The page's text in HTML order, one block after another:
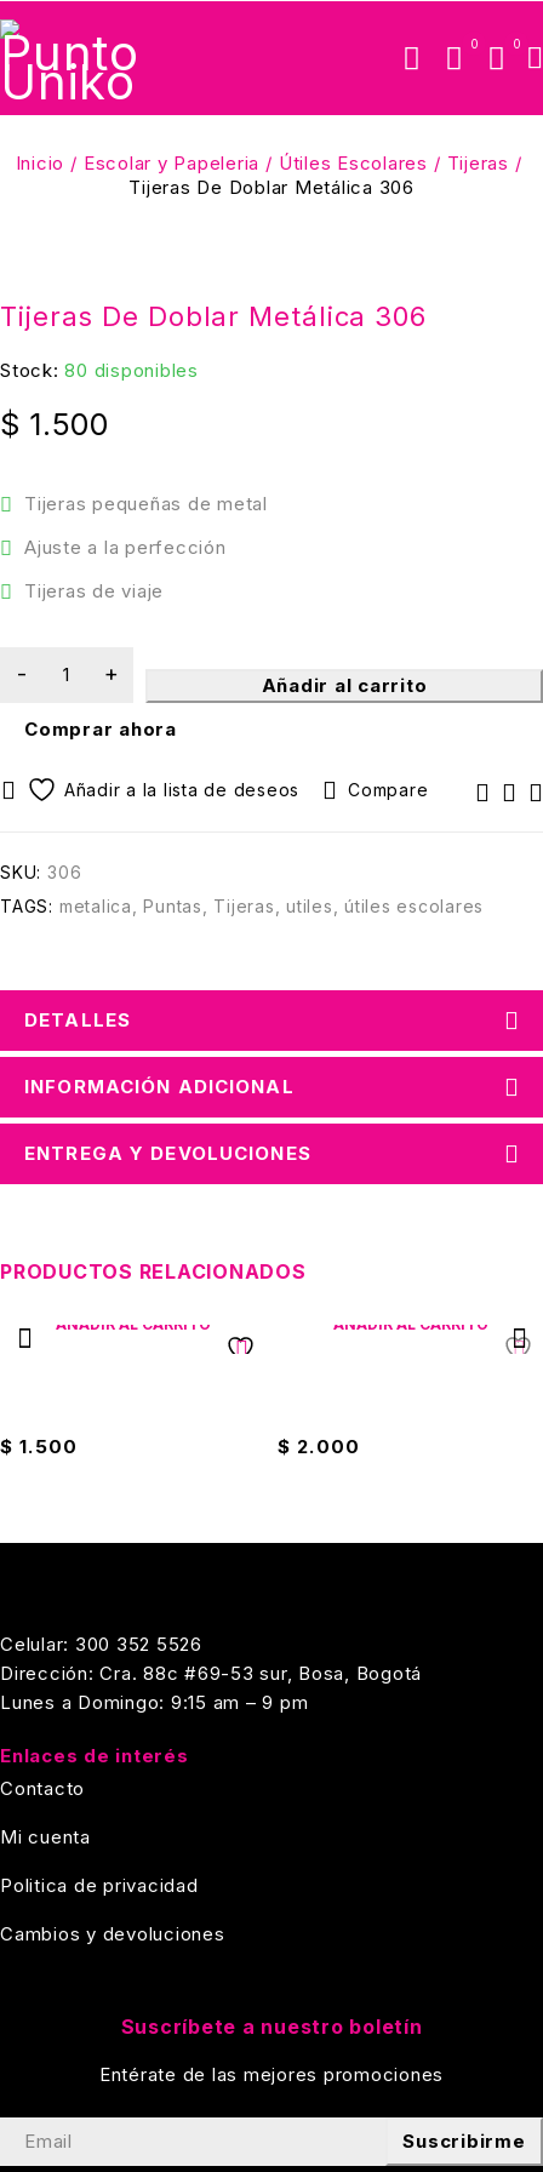
0 0
Inicio / Escolar y Papeleria / Útiles Escolares / Tijeras /
Tijeras De Doblar Metálica 306
Tijeras De Doblar Metálica 306
Stock: 80 disponibles
Tijeras pequeñas de metal
Ajuste a la perfección
Tijeras de viaje
$ 1.500
Añadir al carrito
Comprar ahora
Compare
SKU: 306
TAGS: metalica ,Puntas Tijeras utiles útiles escolares
DETALLES
INFORMACIÓN ADICIONAL
ENTREGA Y DEVOLUCIONES
PRODUCTOS RELACIONADOS
AÑADIR AL CARRITO
$ 1.500
AÑADIR AL CARRITO
$ 2.000
Celular: 300 352 5526
Dirección: Cra. 88c #69-53 sur, Bosa, Bogotá
Lunes a Domingo: 9:15 am – 9 pm
Enlaces de interés
Contacto
Mi cuenta
Politica de privacidad
Cambios y devoluciones
Suscríbete a nuestro boletín
Entérate de las mejores promociones
Suscribirme